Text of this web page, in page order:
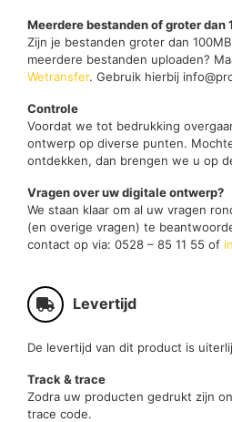
Meerdere bestanden of groter dan
Zijn je bestanden groter dan
meerdere bestanden uploaden?
Wetransfer. Gebruik hierbij
Controle
Voordat we tot bedrukking
ontwerp op diverse punten.
ontdekken, dan brengen we u op
Vragen over uw digitale ontwerp?
We staan klaar om al uw vragen
(en overige vragen) te
contact op via: 0528 – 85 11 55 of
Levertijd
De levertijd van dit product is
Track & trace
Zodra uw producten gedrukt zijn
trace code.